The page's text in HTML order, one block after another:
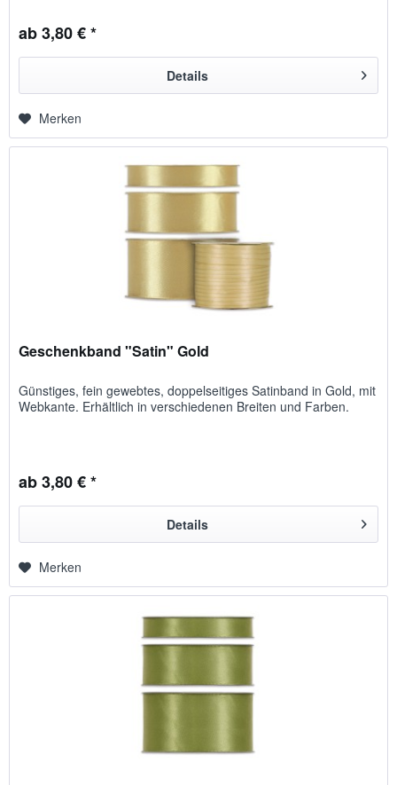
ab 3,80 € *
Details
Merken
Geschenkband "Satin" Gold
Günstiges, fein gewebtes, doppelseitiges Satinband in Gold, mit
Webkante. Erhältlich in verschiedenen Breiten und Farben.
ab 3,80 € *
Details
Merken